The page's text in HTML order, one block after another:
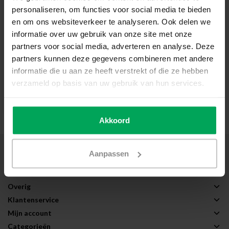
personaliseren, om functies voor social media te bieden
en om ons websiteverkeer te analyseren. Ook delen we
informatie over uw gebruik van onze site met onze
partners voor social media, adverteren en analyse. Deze
partners kunnen deze gegevens combineren met andere
informatie die u aan ze heeft verstrekt of die ze hebben
verzameld op basis van uw gebruik van hun services.
Akkoord
Aanpassen
| Transp.
Beschermt glas tegen graffiti/stift
Glashelder transparant
€29,99
Overig
Klantenservice
Mijn account
Categorieën